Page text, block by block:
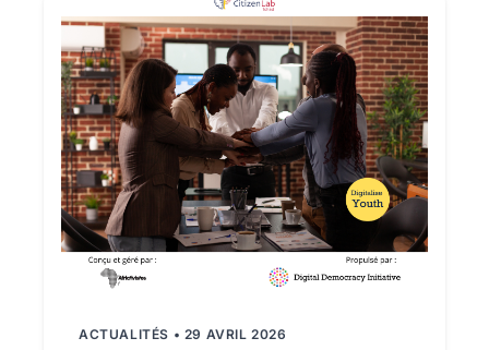
ACTUALITÉS • 29 AVRIL 2026